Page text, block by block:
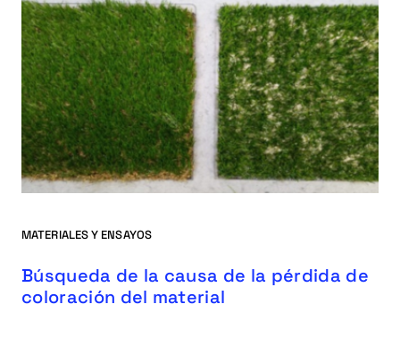
MATERIALES Y ENSAYOS
Búsqueda de la causa de la pérdida de
coloración del material